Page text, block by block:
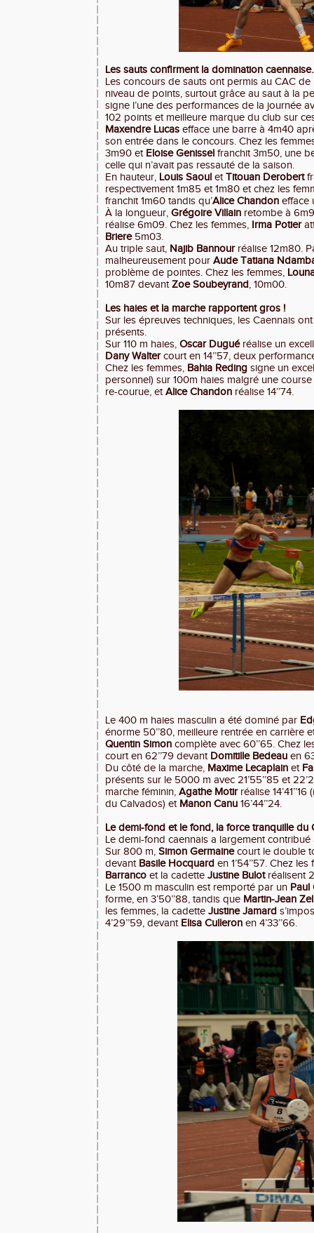
Les sauts confirment la domination caennaise.
Les concours de sauts ont permis au CAC
niveau de points, surtout grâce au saut à la
signe l’une des performances de la journée
102 points et meilleure marque du club sur
Maxendre Lucas efface une barre à 4m40
son entrée dans le concours. Chez les
3m90 et Eloise Genissel franchit 3m50, une
celle qui n’avait pas ressauté de la saison.
En hauteur, Louis Saoul etTitouan Derobert
respectivement 1m85 et 1m80 et chez les
franchit 1m60 tandis qu’Alice Chandon efface
À la longueur, Grégoire Villain retombe à
réalise 6m09. Chez les femmes, Irma Potier
Briere5m03.
Au triple saut, Najib Bannourréalise 12m80.
malheureusement pour Aude Tatiana
problème de pointes. Chez les femmes,
10m87 devantZoe Soubeyrand, 10m00.
Les haies et la marche rapportent gros !
Sur les épreuves techniques, les Caennais
présents.
Sur 110 m haies, Oscar Dugué réalise un
Dany Waltercourt en 14’’57, deux
Chez les femmes, Bahia Reding signe un
personnel) sur 100m haies malgré une
re-courue, etAlice Chandon réalise 14’’74.
Le 400 m haies masculin a été dominé par
énorme 50’’80, meilleure rentrée en carrière
Quentin Simon complète avec 60’’65. Chez
court en 62’’79 devant Domitille Bedeau en
Du côté de la marche, Maxime Lecaplain et
présents sur le 5000 m avec 21’55’’85 et
marche féminin, Agathe Motir réalise
du Calvados) et Manon Canu 16’44’’24.
Le demi-fond et le fond, la force tranquille du
Le demi-fond caennais a largement contribué
Sur 800 m, Simon Germainecourt le double
devant Basile Hocquard en 1’54’’57. Chez
Barranco et la cadette Justine Bulot réalisent
Le 1500 m masculin est remporté par un Paul
forme, en 3’50’’88, tandis que Martin-Jean
les femmes, la cadette Justine Jamard
4’29’’59, devant Elisa Culleron en 4’33’’66.